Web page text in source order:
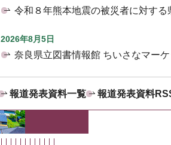
令和８年熊本地震の被災者に対する
2026年8月5日
奈良県立図書情報館 ちいさなマー
報道発表資料一覧 報道発表資料